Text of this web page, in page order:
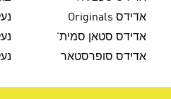
אדידס Originals
אדידס סטאן סמית'
אדידס סופרסטאר